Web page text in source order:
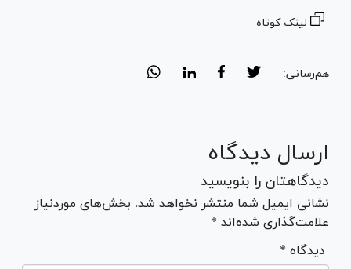
لینک کوتاه
هم‌رسانی:
ارسال دیدگاه
دیدگاهتان را بنویسید
نشانی ایمیل شما منتشر نخواهد شد. بخش‌های موردنیاز
علامت‌گذاری شده‌اند *
* دیدگاه